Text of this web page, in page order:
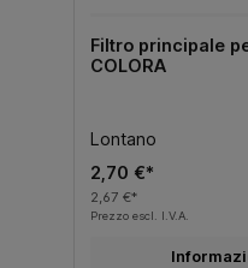
Filtro principale
COLORA
Lontano
2,70 €*
2,67 €*
Prezzo escl. I.V.A.